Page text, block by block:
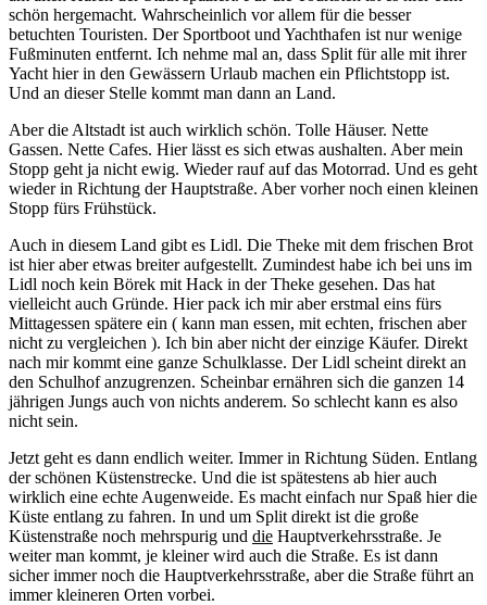
schön hergemacht. Wahrscheinlich vor allem für die besser
betuchten Touristen. Der Sportboot und Yachthafen ist nur wenige
Fußminuten entfernt. Ich nehme mal an, dass Split für alle mit ihrer
Yacht hier in den Gewässern Urlaub machen ein Pflichtstopp ist.
Und an dieser Stelle kommt man dann an Land.
Aber die Altstadt ist auch wirklich schön. Tolle Häuser. Nette
Gassen. Nette Cafes. Hier lässt es sich etwas aushalten. Aber mein
Stopp geht ja nicht ewig. Wieder rauf auf das Motorrad. Und es geht
wieder in Richtung der Hauptstraße. Aber vorher noch einen kleinen
Stopp fürs Frühstück.
Auch in diesem Land gibt es Lidl. Die Theke mit dem frischen Brot
ist hier aber etwas breiter aufgestellt. Zumindest habe ich bei uns im
Lidl noch kein Börek mit Hack in der Theke gesehen. Das hat
vielleicht auch Gründe. Hier pack ich mir aber erstmal eins fürs
Mittagessen spätere ein ( kann man essen, mit echten, frischen aber
nicht zu vergleichen ). Ich bin aber nicht der einzige Käufer. Direkt
nach mir kommt eine ganze Schulklasse. Der Lidl scheint direkt an
den Schulhof anzugrenzen. Scheinbar ernähren sich die ganzen 14
jährigen Jungs auch von nichts anderem. So schlecht kann es also
nicht sein.
Jetzt geht es dann endlich weiter. Immer in Richtung Süden. Entlang
der schönen Küstenstrecke. Und die ist spätestens ab hier auch
wirklich eine echte Augenweide. Es macht einfach nur Spaß hier die
Küste entlang zu fahren. In und um Split direkt ist die große
Küstenstraße noch mehrspurig und die Hauptverkehrsstraße. Je
weiter man kommt, je kleiner wird auch die Straße. Es ist dann
sicher immer noch die Hauptverkehrsstraße, aber die Straße führt an
immer kleineren Orten vorbei.